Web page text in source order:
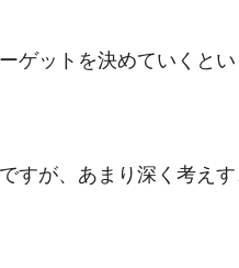
ゲットを決めていくと
すが、あまり深く考え